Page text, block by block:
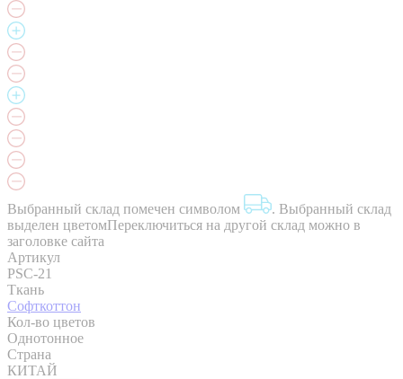
Выбранный склад помечен символом . Выбранный склад
выделен цветомПереключиться на другой склад можно в
заголовке сайта
Артикул
PSC-21
Ткань
Софткоттон
Кол-во цветов
Однотонное
Страна
КИТАЙ